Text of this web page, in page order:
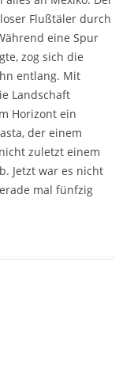
Flußtäler durch
eine Spur
zog sich die
entlang. Mit
Landschaft
Horizont ein
der einem
zuletzt einem
Jetzt war es nicht
mal fünfzig